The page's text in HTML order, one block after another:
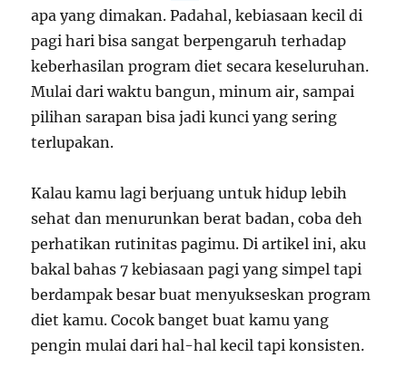
apa yang dimakan. Padahal, kebiasaan kecil di
pagi hari bisa sangat berpengaruh terhadap
keberhasilan program diet secara keseluruhan.
Mulai dari waktu bangun, minum air, sampai
pilihan sarapan bisa jadi kunci yang sering
terlupakan.
Kalau kamu lagi berjuang untuk hidup lebih
sehat dan menurunkan berat badan, coba deh
perhatikan rutinitas pagimu. Di artikel ini, aku
bakal bahas 7 kebiasaan pagi yang simpel tapi
berdampak besar buat menyukseskan program
diet kamu. Cocok banget buat kamu yang
pengin mulai dari hal-hal kecil tapi konsisten.